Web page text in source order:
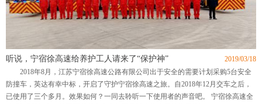
2019/03/18
听说，宁宿徐高速给养护工人请来了“保护神”
2018年8月，江苏宁宿徐高速公路有限公司出于安全的需要计划采购5台安全
防撞车，英达有幸中标，开启了守护宁宿徐高速之旅。自2018年12月交车之后，
已使用了三个多月。效果如何？一同去聆听一下使用者的声音吧。 宁宿徐高速全